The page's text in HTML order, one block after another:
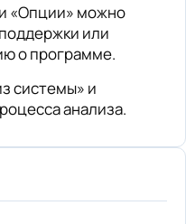
«Опции» можно
или
о программе.
системы» и
анализа.